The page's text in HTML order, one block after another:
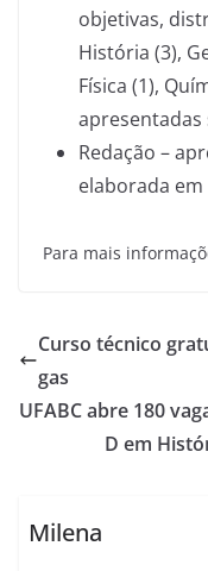
objetivas,
História (3),
Física (1),
apresentadas
Redação –
elaborada
Para mais
Curso técnico
gas
UFABC abre 180
D em
Milena